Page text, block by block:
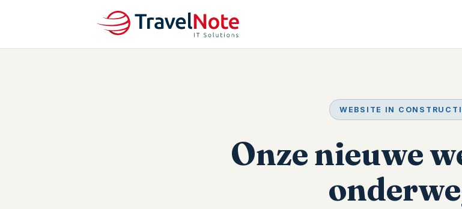
WEBSITE IN
Onze nieuwe